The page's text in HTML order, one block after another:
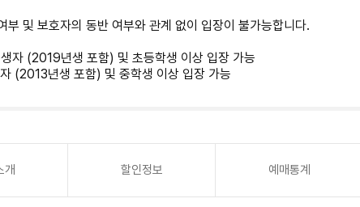
부 및 보호자의 동반 여부와 관계 없이 입장이 불가능합니다.
자 (2019년생 포함) 및 초등학생 이상 입장 가능
(2013년생 포함) 및 중학생 이상 입장 가능
개 할인정보 예매통계